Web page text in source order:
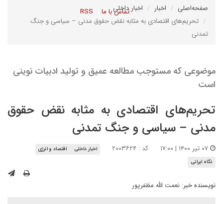
تماس با ما RSS صفحه‌اصلی اخبار
اخبار داخلی
تحریم‌های اقتصادی به مثابه نقض حقوق مدنی – سیاسی و جنگ
تمدنی
موضوعی که مستوجب مطالعه عمیق و تولید ادبیات نوینی
است
تحریم‌های اقتصادی به مثابه نقض حقوق
مدنی – سیاسی و جنگ تمدنی
کد : ۲۰۰۳۶۲۴ اخبار داخلی
اقتصاد و انرژی
نگاه ایرانی
نویسنده خبر: نعمت الله مظفرپور